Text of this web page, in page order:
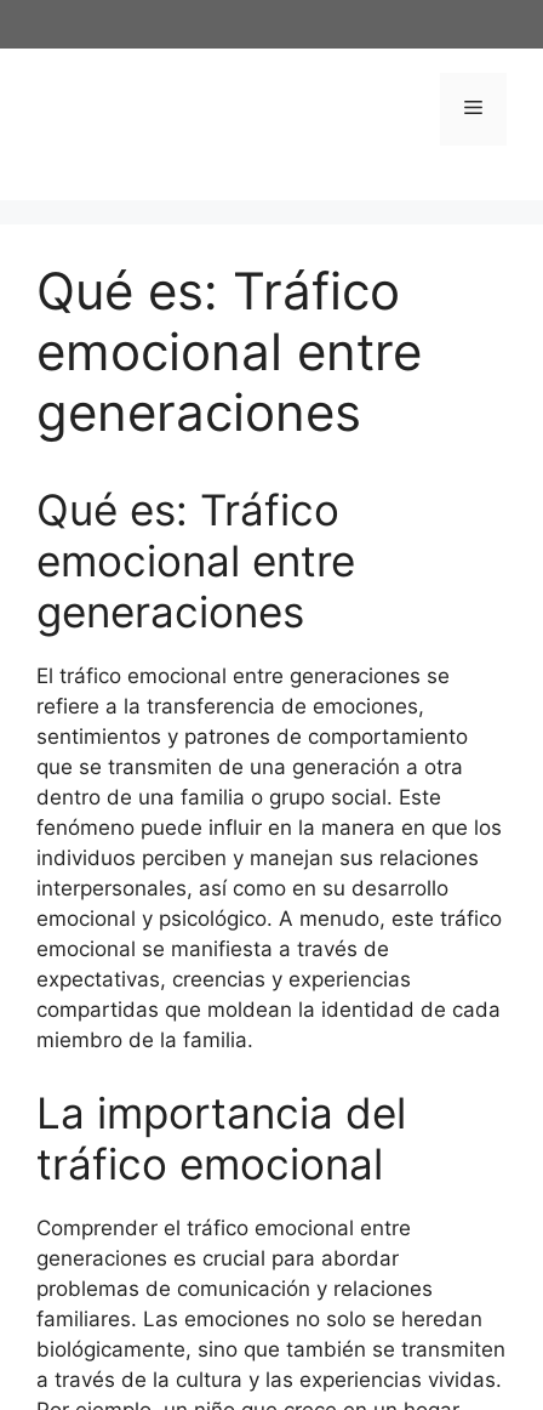
al
Menú
Qué es: Tráfico
emocional entre
generaciones
Qué es: Tráfico
emocional entre
generaciones
El tráfico emocional entre generaciones se
refiere a la transferencia de emociones,
sentimientos y patrones de comportamiento
que se transmiten de una generación a otra
dentro de una familia o grupo social. Este
fenómeno puede influir en la manera en que los
individuos perciben y manejan sus relaciones
interpersonales, así como en su desarrollo
emocional y psicológico. A menudo, este tráfico
emocional se manifiesta a través de
expectativas, creencias y experiencias
compartidas que moldean la identidad de cada
miembro de la familia.
La importancia del
tráfico emocional
Comprender el tráfico emocional entre
generaciones es crucial para abordar
problemas de comunicación y relaciones
familiares. Las emociones no solo se heredan
biológicamente, sino que también se transmiten
a través de la cultura y las experiencias vividas.